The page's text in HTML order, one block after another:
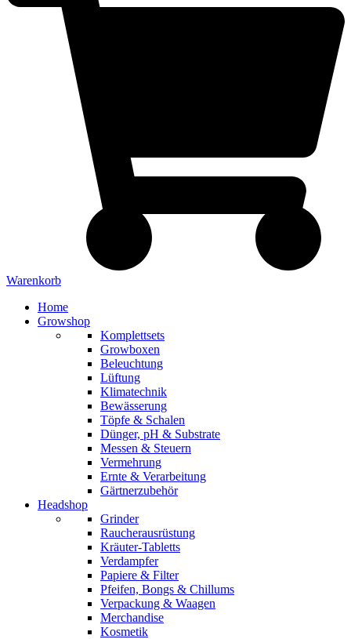
Warenkorb
Home
Growshop
Komplettsets
Growboxen
Beleuchtung
Lüftung
Klimatechnik
Bewässerung
Töpfe & Schalen
Dünger, pH & Substrate
Messen & Steuern
Vermehrung
Ernte & Verarbeitung
Gärtnerzubehör
Headshop
Grinder
Raucherausrüstung
Kräuter-Tabletts
Verdampfer
Papiere & Filter
Pfeifen, Bongs & Chillums
Verpackung & Waagen
Merchandise
Kosmetik